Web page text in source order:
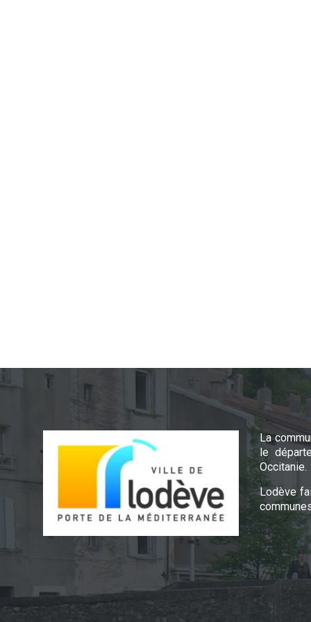
La
le
Occitanie.
Lodève